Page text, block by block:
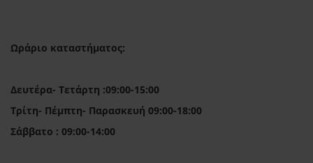
Ωράριο καταστήματος:
Δευτέρα- Τετάρτη :09:00-15:00
Τρίτη- Πέμπτη- Παρασκευή 09:00-18:00
Σάββατο : 09:00-14:00